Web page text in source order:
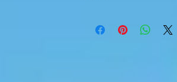
16x8mm,
10x7mm,
Paillette argent fluo